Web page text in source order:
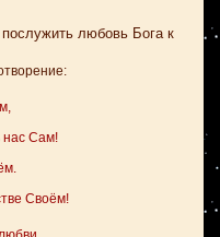
любовь Бога к
нас Сам!
Своём!